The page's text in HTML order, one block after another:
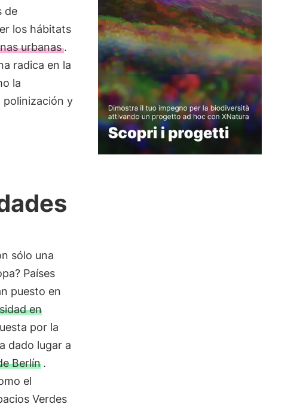
de
los hábitats
urbanas.
radica en la
la
polinización y
sólo una
Países
puesto en
en
por la
dado lugar a
Berlín .
el
Verdes